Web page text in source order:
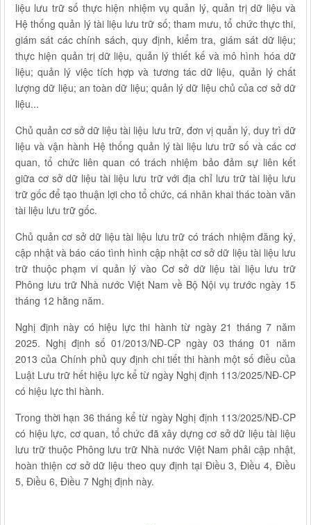
liệu lưu trữ số thực hiện nhiệm vụ quản lý, quản trị dữ liệu và
Hệ thống quản lý tài liệu lưu trữ số; tham mưu, tổ chức thực thi,
giám sát các chính sách, quy định, kiểm tra, giám sát dữ liệu;
thực hiện quản trị dữ liệu, quản lý thiết kế và mô hình hóa dữ
liệu; quản lý việc tích hợp và tương tác dữ liệu, quản lý chất
lượng dữ liệu; an toàn dữ liệu; quản lý dữ liệu chủ của cơ sở dữ
liệu...
Chủ quản cơ sở dữ liệu tài liệu lưu trữ, đơn vị quản lý, duy trì dữ
liệu và vận hành Hệ thống quản lý tài liệu lưu trữ số và các cơ
quan, tổ chức liên quan có trách nhiệm bảo đảm sự liên kết
giữa cơ sở dữ liệu tài liệu lưu trữ với địa chỉ lưu trữ tài liệu lưu
trữ gốc để tạo thuận lợi cho tổ chức, cá nhân khai thác toàn văn
tài liệu lưu trữ gốc.
Chủ quản cơ sở dữ liệu tài liệu lưu trữ có trách nhiệm đăng ký,
cập nhật và báo cáo tình hình cập nhật cơ sở dữ liệu tài liệu lưu
trữ thuộc phạm vi quản lý vào Cơ sở dữ liệu tài liệu lưu trữ
Phông lưu trữ Nhà nước Việt Nam về Bộ Nội vụ trước ngày 15
tháng 12 hằng năm.
Nghị định này có hiệu lực thi hành từ ngày 21 tháng 7 năm
2025. Nghị định số 01/2013/NĐ-CP ngày 03 tháng 01 năm
2013 của Chính phủ quy định chi tiết thi hành một số điều của
Luật Lưu trữ hết hiệu lực kể từ ngày Nghị định 113/2025/NĐ-CP
có hiệu lực thi hành.
Trong thời hạn 36 tháng kể từ ngày Nghị định 113/2025/NĐ-CP
có hiệu lực, cơ quan, tổ chức đã xây dựng cơ sở dữ liệu tài liệu
lưu trữ thuộc Phông lưu trữ Nhà nước Việt Nam phải cập nhật,
hoàn thiện cơ sở dữ liệu theo quy định tại Điều 3, Điều 4, Điều
5, Điều 6, Điều 7 Nghị định này.